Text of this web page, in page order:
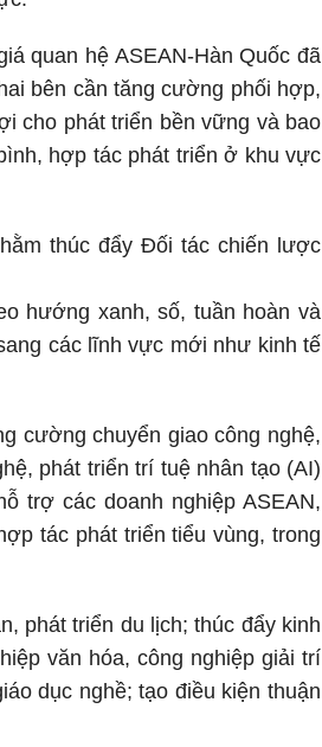
quan hệ ASEAN-Hàn Quốc đã
bên cần tăng cường phối hợp,
cho phát triển bền vững và bao
hợp tác phát triển ở khu vực
thúc đẩy Đối tác chiến lược
hướng xanh, số, tuần hoàn và
các lĩnh vực mới như kinh tế
cường chuyển giao công nghệ,
phát triển trí tuệ nhân tạo (AI)
trợ các doanh nghiệp ASEAN,
tác phát triển tiểu vùng, trong
phát triển du lịch; thúc đẩy kinh
văn hóa, công nghiệp giải trí
dục nghề; tạo điều kiện thuận